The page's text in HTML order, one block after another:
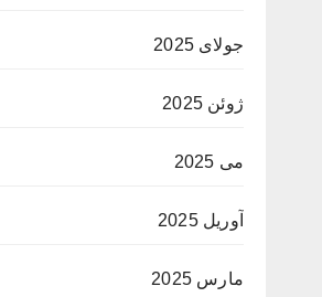
جولای 2025
ژوئن 2025
می 2025
آوریل 2025
مارس 2025